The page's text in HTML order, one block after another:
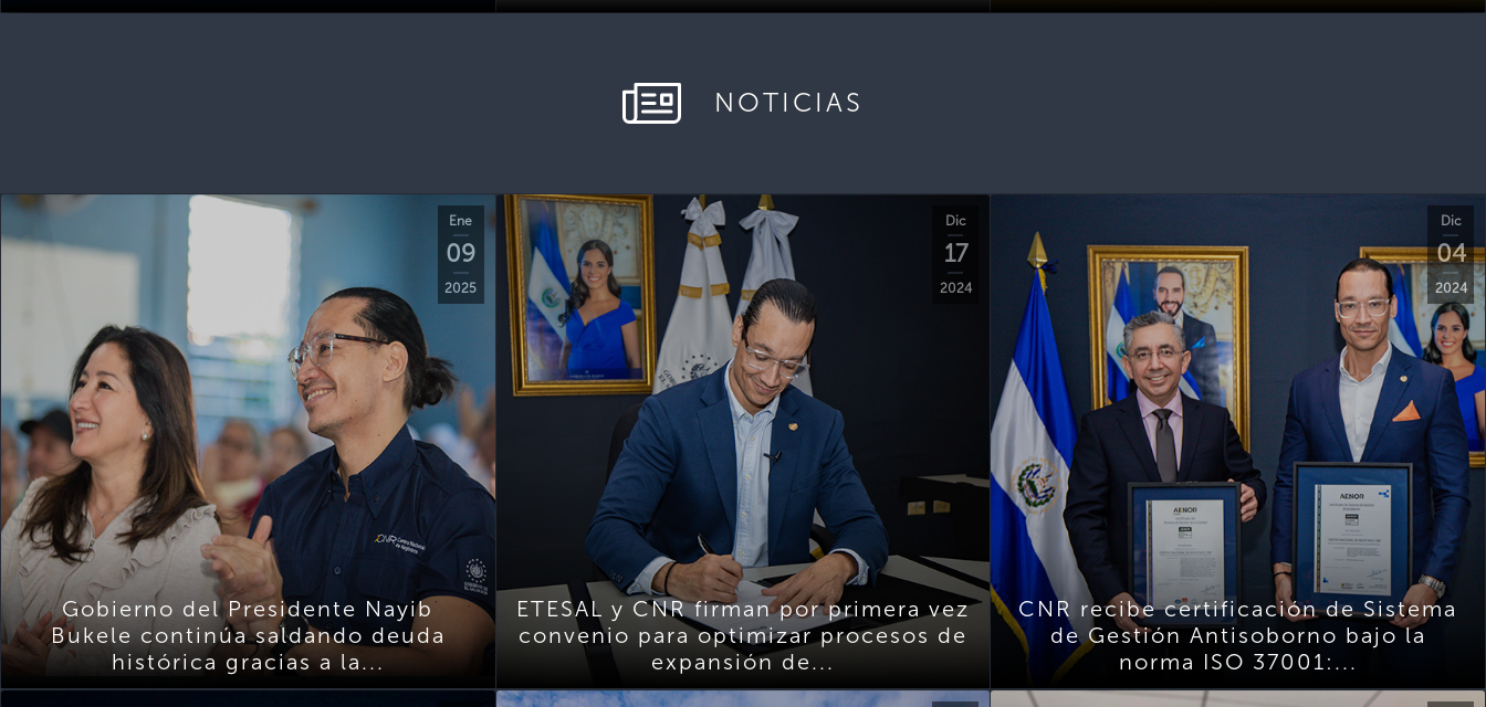
NOTICIAS
Ene
09
2025
Gobierno del Presidente Nayib
Bukele continúa saldando deuda
histórica gracias a la...
Dic
17
2024
ETESAL y CNR firman por primera vez
convenio para optimizar procesos de
expansión de...
Dic
04
2024
CNR recibe certificación de Sistema
de Gestión Antisoborno bajo la
norma ISO 37001:...